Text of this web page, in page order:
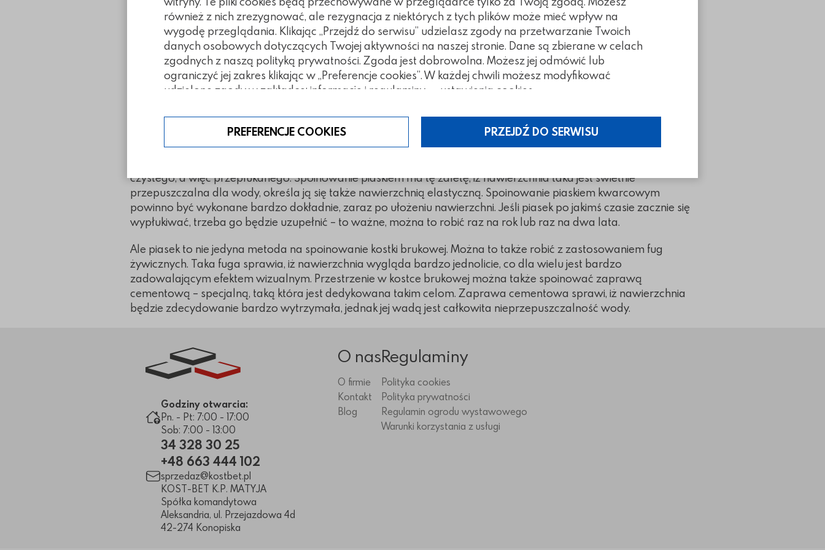
również z nich zrezygnować, ale rezygnacja z niektórych z tych plików może mieć wpływ na
wygodę przeglądania. Klikając „Przejdź do serwisu” udzielasz zgody na przetwarzanie Twoich
danych osobowych dotyczących Twojej aktywności na naszej stronie. Dane są zbierane w celach
zgodnych z naszą polityką prywatności. Zgoda jest dobrowolna. Możesz jej odmówić lub
ograniczyć jej zakres klikając w „Preferencje cookies”. W każdej chwili możesz modyfikować
udzielone zgody w zakładce: informacje i regulaminy — ustawienia cookies.
PREFERENCJE COOKIES PRZEJDŹ DO SERWISU
Kiedy spoinować piaskiem kwarcowym?
Piasek kwarcowy to materiał bardzo uniwersalny, o wielu zastosowaniach, szeroko stosowany w budownictwie,
także w budowie nawierzchni. Poza tym bez piasku trudno wyobrazić sobie ogrodnictwo, wyrób szkła,
dekoratorstwo i wiele innych dziedzin. Głównym składnikiem takiego piasku jest krzemionka SiO2. Piasek jest
niczym innym jak rozdrobnioną skałą osadową, a jego drobinki mają najczęściej gradację od 0,05 do 2 mm. Suchy
Dlaczego kostkę warto spoinować piaskiem kwarcowym? Spoinowanie z użyciem piasku jest najstarszą metodą
spoinowania, jednocześnie bardzo uniwersalną i wciąż powszechnie stosowaną. To najprostsza metoda,
czystego, a więc przepłukanego. Spoinowanie piaskiem ma tę zaletę, iż nawierzchnia taka jest świetnie
przepuszczalna dla wody, określa ją się także nawierzchnią elastyczną. Spoinowanie piaskiem kwarcowym
powinno być wykonane bardzo dokładnie, zaraz po ułożeniu nawierzchni. Jeśli piasek po jakimś czasie zacznie się
wypłukiwać, trzeba go będzie uzupełnić – to ważne, można to robić raz na rok lub raz na dwa lata.
Ale piasek to nie jedyna metoda na spoinowanie kostki brukowej. Można to także robić z zastosowaniem fug
żywicznych. Taka fuga sprawia, iż nawierzchnia wygląda bardzo jednolicie, co dla wielu jest bardzo
zadowalającym efektem wizualnym. Przestrzenie w kostce brukowej można także spoinować zaprawą
cementową – specjalną, taką która jest dedykowana takim celom. Zaprawa cementowa sprawi, iż nawierzchnia
będzie zdecydowanie bardzo wytrzymała, jednak jej wadą jest całkowita nieprzepuszczalność wody.
Link do strony głównej
Godziny otwarcia:
Pn. - Pt: 7:00 - 17:00
Sob: 7:00 - 13:00
34 328 30 25
+48 663 444 102
sprzedaz@kostbet.pl
KOST-BET K.P. MATYJA
Spółka komandytowa
Aleksandria, ul. Przejazdowa 4d
42-274 Konopiska
O nas
O firmie
Kontakt
Blog
Regulaminy
Polityka cookies
Polityka prywatności
Regulamin ogrodu wystawowego
Warunki korzystania z usługi